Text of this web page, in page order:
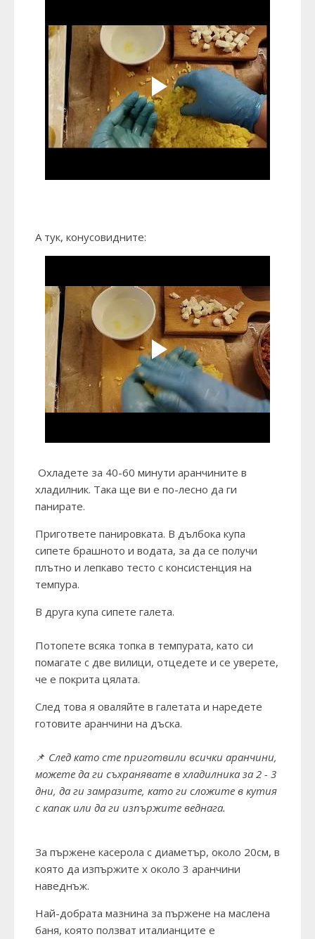
А тук, конусовидните:
Охладете за 40-60 минути аранчините в
хладилник. Така ще ви е по-лесно да ги
панирате.
Пригответе панировката. В дълбока купа
сипете брашното и водата, за да се получи
плътно и лепкаво тесто с консистенция на
темпура.
В друга купа сипете галета.
Потопете всяка топка в темпурата, като си
помагате с две вилици, отцедете и се уверете,
че е покрита цялата.
След това я оваляйте в галетата и наредете
готовите аранчини на дъска.
📌 След като сте приготвили всички аранчини,
можете да ги съхранявате в хладилника за 2 - 3
дни, да ги замразите, като ги сложите в кутия
с капак или да ги изпържите веднага.
За пържене касерола с диаметър, около 20см, в
която да изпържите х около 3 аранчини
наведнъж.
Най-добрата мазнина за пържене на маслена
баня, която ползват италианците е